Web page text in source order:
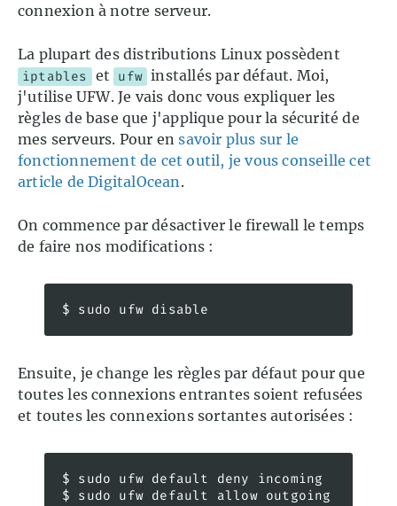
connexion à notre serveur.
La plupart des distributions Linux possèdent
iptables et ufw installés par défaut. Moi,
j'utilise UFW. Je vais donc vous expliquer les
règles de base que j'applique pour la sécurité de
mes serveurs. Pour ensavoir plus sur le
fonctionnement de cet outil, je vous conseille cet
article de DigitalOcean.
On commence par désactiver le firewall le temps
de faire nos modifications :
$ sudo ufw disable
Ensuite, je change les règles par défaut pour que
toutes les connexions entrantes soient refusées
et toutes les connexions sortantes autorisées :
$ sudo ufw default deny incoming
$ sudo ufw default allow outgoing